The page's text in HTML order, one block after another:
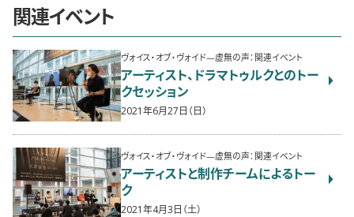
関連イベント
ヴォイス・オブ・ヴォイド—虚無の声：関連イベント
アーティスト、ドラマトゥルクとのトー
クセッション
2021年6月27日（日）
ヴォイス・オブ・ヴォイド—虚無の声：関連イベント
アーティストと制作チームによるトー
ク
2021年4月3日（土）